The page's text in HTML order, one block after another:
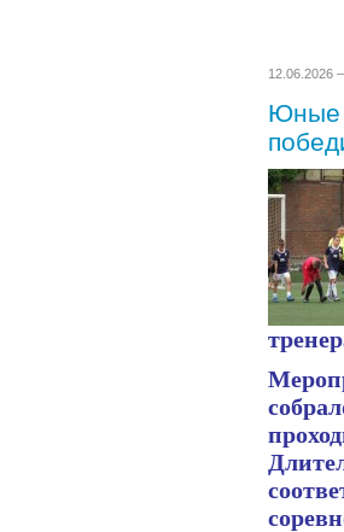
12.06.2026
Юные